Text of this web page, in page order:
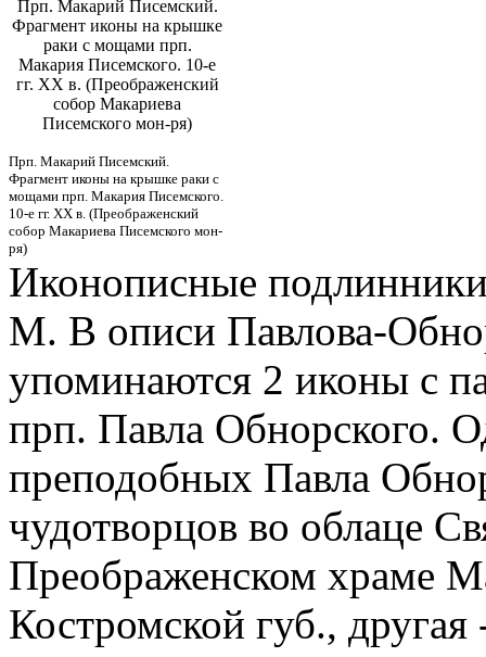
Прп. Макарий Писемский.
Фрагмент иконы на крышке
раки с мощами прп.
Макария Писемского. 10-е
гг. ХХ в. (Преображенский
собор Макариева
Писемского мон-ря)
Прп. Макарий Писемский.
Фрагмент иконы на крышке раки с
мощами прп. Макария Писемского.
10-е гг. ХХ в. (Преображенский
собор Макариева Писемского мон-
ря)
Иконописные
М. В описи Павлова-
упоминаются 2 иконы с
прп. Павла Обнорского.
преподобных Павла
чудотворцов во облаце
Преображенском храме
Костромской губ.,